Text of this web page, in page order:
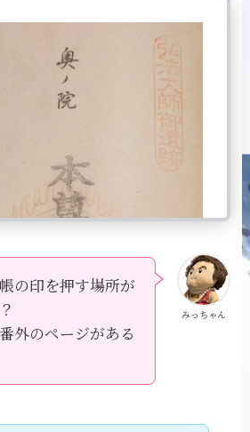
みっちゃん
の印を押す場所が
外のページがある